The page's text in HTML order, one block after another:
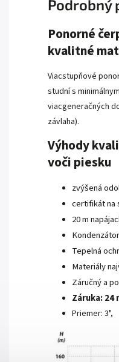
Podrobný
Ponorné
kvalitné
Viacstupňové
studní s
viacgeneračných
závlaha).
Výhody
voči piesku
zvýšená
certifikát na
20 m
Tepelná
Materiály
Záručný a
Záruka: 24
Priemer: 3",